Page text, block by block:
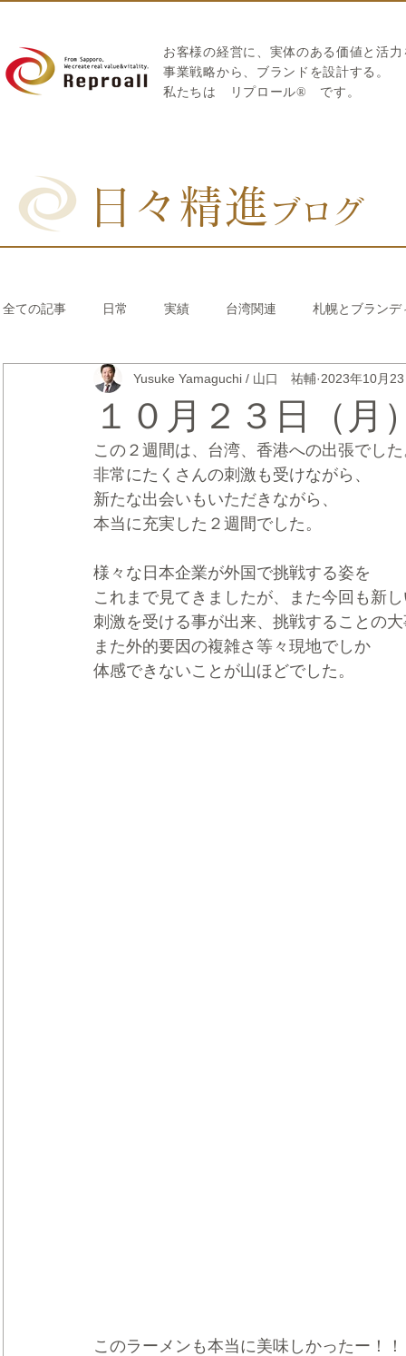
お客様の経営に、実体のある価値と活
​事業戦略から、ブランドを設計する。
私たちは
リプロール® です。
日々精進 ブログ
全ての記事 日常 実績 台湾関連 札幌とブランデ
リブランディング® さとうきび繊維のストロー 中国
CRMブランディング® デジタルマーケティングブランデ
１０月２３日（
Yusuke Yamaguchi / 山口 祐輔 2023年10月
この２週間は、台湾、香港への出張でし
非常にたくさんの刺激も受けながら、
新たな出会いもいただきながら、
本当に充実した２週間でした。
様々な日本企業が外国で挑戦する姿を
これまで見てきましたが、また今回も新
刺激を受ける事が出来、挑戦することの
また外的要因の複雑さ等々現地でしか
体感できないことが山ほどでした。
このラーメンも本当に美味しかったー！！